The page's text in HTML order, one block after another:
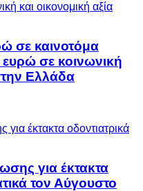
σε καινοτόμα
σε κοινωνική
Ελλάδα
για έκτακτα
τον Αύγουστο